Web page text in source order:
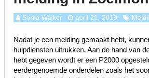
Sonia Walker april 21, 2019
Nadat je een melding gemaakt hebt,
hulpdiensten uitrukken. Aan de hand van
hebt gegeven wordt er een P2000
eerdergenoemde onderdelen zoals het